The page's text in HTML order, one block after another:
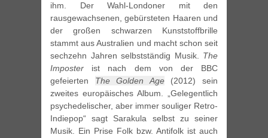
ihm. Der Wahl-Londoner mit den
rausgewachsenen, gebürsteten Haaren und
der großen schwarzen Kunststoffbrille
stammt aus Australien und macht schon seit
sechzehn Jahren selbstständig Musik. The
Imposter ist nach dem von der BBC
gefeierten The Golden Age(2012) sein
zweites europäisches Album. „Gelegentlich
psychedelischer, aber immer souliger Retro-
Indiepop“ sagt Sarakula selbst zu seiner
Musik. Ein Prise Folk bzw. Antifolk ist auch